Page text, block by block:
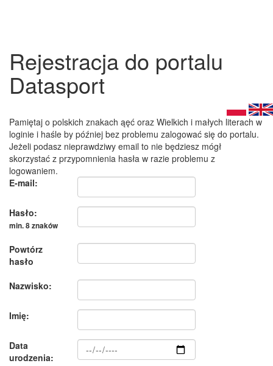
Rejestracja do portalu
Datasport
Pamiętaj o polskich znakach ąęć oraz Wielkich i małych literach w
loginie i haśle by później bez problemu zalogować się do portalu.
Jeżeli podasz nieprawdziwy email to nie będziesz mógł
skorzystać z przypomnienia hasła w razie problemu z
logowaniem.
E-mail:
Hasło:
min. 8 znaków
Powtórz
hasło
Nazwisko:
Imię:
Data
urodzenia: